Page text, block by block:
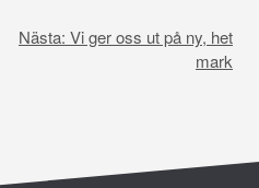
Nästa: Vi ger oss ut på ny, het
mark